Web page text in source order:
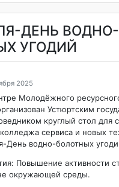
ДЕНЬ ВОДНО-
УГОДИЙ
2025
Молодёжного
Устюртским
круглый стол для
сервиса и новых
День водно-болотных
Повышение активности
окружающей среды.